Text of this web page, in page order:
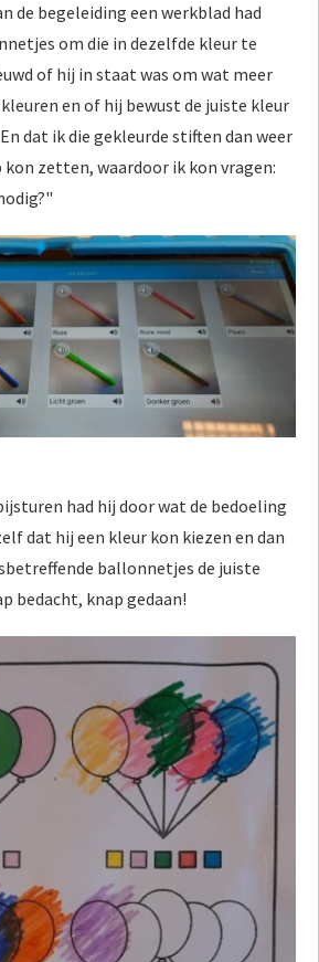
de begeleiding een werkblad had
om die in dezelfde kleur te
of hij in staat was om wat meer
en of hij bewust de juiste kleur
dat ik die gekleurde stiften dan weer
kon zetten, waardoor ik kon vragen:
had hij door wat de bedoeling
dat hij een kleur kon kiezen en dan
ballonnetjes de juiste
bedacht, knap gedaan!